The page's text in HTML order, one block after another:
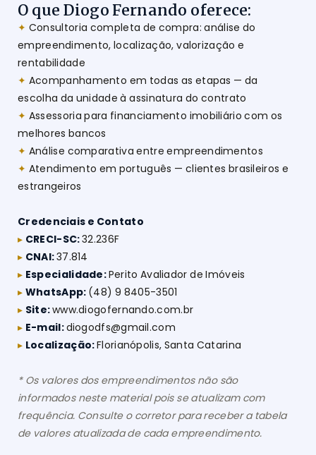
O que Diogo Fernando oferece:
✦ Consultoria completa de compra: análise do
empreendimento, localização, valorização e
rentabilidade
✦ Acompanhamento em todas as etapas — da
escolha da unidade à assinatura do contrato
✦ Assessoria para financiamento imobiliário com os
melhores bancos
✦ Análise comparativa entre empreendimentos
✦ Atendimento em português — clientes brasileiros e
estrangeiros
Credenciais e Contato
▸ CRECI-SC:32.236F
▸ CNAI:37.814
▸ Especialidade:Perito Avaliador de Imóveis
▸ WhatsApp: (48) 9 8405-3501
▸ Site:www.diogofernando.com.br
▸ E-mail:diogodfs@gmail.com
▸ Localização:Florianópolis, Santa Catarina
* Os valores dos empreendimentos não são
informados neste material pois se atualizam com
frequência. Consulte o corretor para receber a tabela
de valores atualizada de cada empreendimento.